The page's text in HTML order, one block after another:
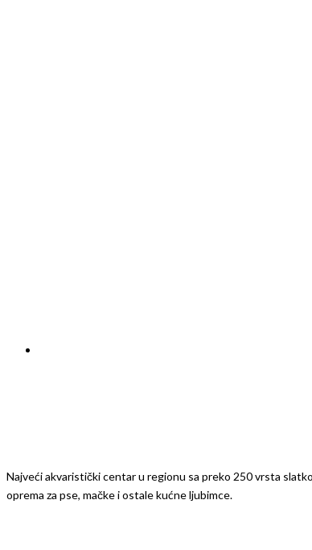
Najveći akvaristički centar u regionu sa preko 250 vrsta
oprema za pse, mačke i ostale kućne ljubimce.